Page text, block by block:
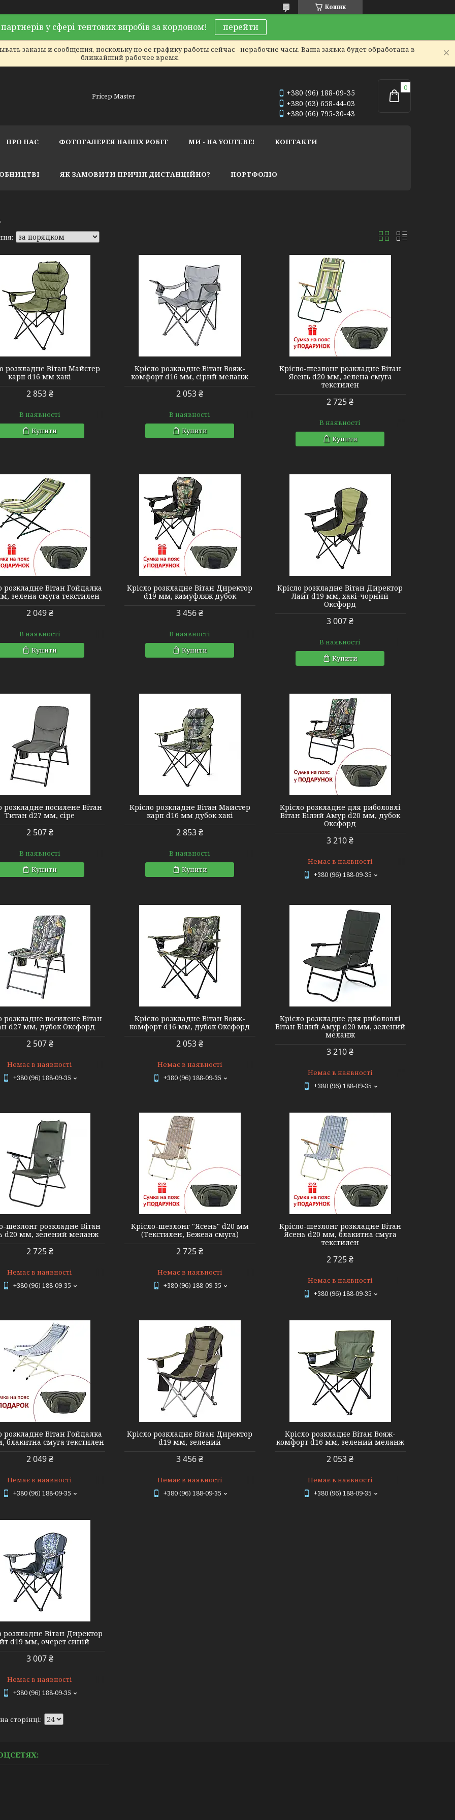
Кошик
у сфері тентових виробів за кордоном! перейти
заказы и сообщения, поскольку по ее графику работы сейчас - нерабочие часы. Ваша заявка будет обработана в
ближайший рабочее время.
Pricep Master
+380 (96) 188-09-35
+380 (63) 658-44-03
+380 (66) 795-30-43
ПРО НАС ФОТОГАЛЕРЕЯ НАШІХ РОБІТ МИ - НА YOUTUBE! КОНТАКТИ
ЯК ЗАМОВИТИ ПРИЧІП ДИСТАНЦІЙНО? ПОРТФОЛІО
розкладне Вітан Майстер
карп d16 мм хакі
2 853 ₴
В наявності
Купити
2110126
Крісло розкладне Вітан Вояж-
комфорт d16 мм, сірий меланж
2 053 ₴
В наявності
Купити
2110016
Крісло-шезлонг розкладне Вітан
Ясень d20 мм, зелена смуга
текстилен
2 725 ₴
В наявності
Купити
розкладне Вітан Гойдалка
зелена смуга текстилен
2 049 ₴
В наявності
Купити
2110140
Крісло розкладне Вітан Директор
d19 мм, камуфляж дубок
3 456 ₴
В наявності
Купити
2110139
Крісло розкладне Вітан Директор
Лайт d19 мм, хакі-чорний
Оксфорд
3 007 ₴
В наявності
Купити
розкладне посилене Вітан
Титан d27 мм, сіре
2 507 ₴
В наявності
Купити
2110142
Крісло розкладне Вітан Майстер
карп d16 мм дубок хакі
2 853 ₴
В наявності
Купити
2110002
Крісло розкладне для риболовлі
Вітан Білий Амур d20 мм, дубок
Оксфорд
3 210 ₴
Немає в наявності
+380 (96) 188-09-35
розкладне посилене Вітан
d27 мм, дубок Оксфорд
2 507 ₴
Немає в наявності
+380 (96) 188-09-35
2110005
Крісло розкладне Вітан Вояж-
комфорт d16 мм, дубок Оксфорд
2 053 ₴
Немає в наявності
+380 (96) 188-09-35
2210032
Крісло розкладне для риболовлі
Вітан Білий Амур d20 мм, зелений
меланж
3 210 ₴
Немає в наявності
+380 (96) 188-09-35
шезлонг розкладне Вітан
d20 мм, зелений меланж
2 725 ₴
Немає в наявності
+380 (96) 188-09-35
2110015
Крісло-шезлонг "Ясень" d20 мм
(Текстилен, Бежева смуга)
2 725 ₴
Немає в наявності
+380 (96) 188-09-35
2110020
Крісло-шезлонг розкладне Вітан
Ясень d20 мм, блакитна смуга
текстилен
2 725 ₴
Немає в наявності
+380 (96) 188-09-35
розкладне Вітан Гойдалка
блакитна смуга текстилен
2 049 ₴
Немає в наявності
+380 (96) 188-09-35
6000
Крісло розкладне Вітан Директор
d19 мм, зелений
3 456 ₴
Немає в наявності
+380 (96) 188-09-35
5940
Крісло розкладне Вітан Вояж-
комфорт d16 мм, зелений меланж
2 053 ₴
Немає в наявності
+380 (96) 188-09-35
розкладне Вітан Директор
d19 мм, очерет синій
3 007 ₴
Немає в наявності
+380 (96) 188-09-35